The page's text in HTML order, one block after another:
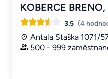
KOBERCE
3.5 (4
Antala Staška 1071/
500 - 999